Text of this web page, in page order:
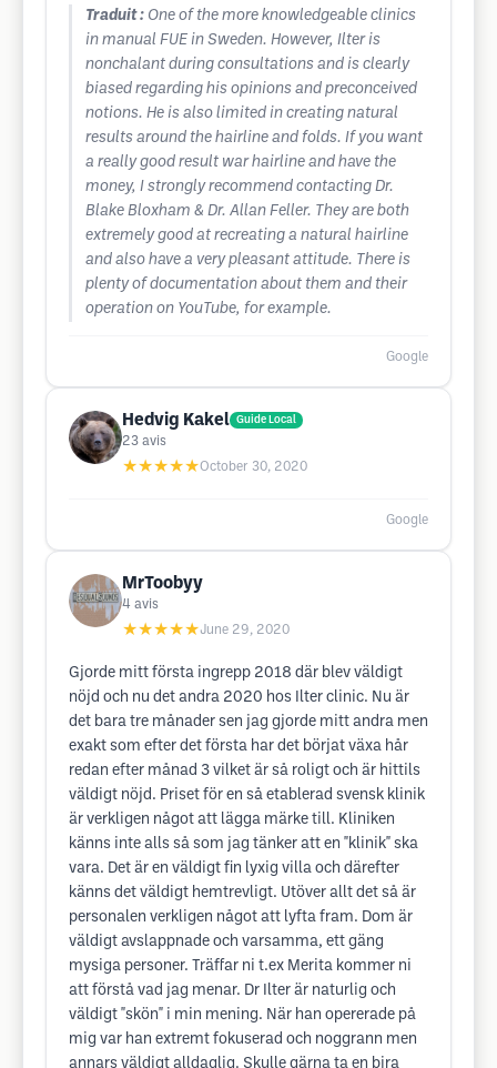
Traduit : One of the more knowledgeable clinics
in manual FUE in Sweden. However, Ilter is
nonchalant during consultations and is clearly
biased regarding his opinions and preconceived
notions. He is also limited in creating natural
results around the hairline and folds. If you want
a really good result war hairline and have the
money, I strongly recommend contacting Dr.
Blake Bloxham & Dr. Allan Feller. They are both
extremely good at recreating a natural hairline
and also have a very pleasant attitude. There is
plenty of documentation about them and their
operation on YouTube, for example.
Google
Hedvig Kakel Guide Local
23 avis
★★★★★October 30, 2020
Google
MrToobyy
4 avis
★★★★★June 29, 2020
Gjorde mitt första ingrepp 2018 där blev väldigt
nöjd och nu det andra 2020 hos Ilter clinic. Nu är
det bara tre månader sen jag gjorde mitt andra men
exakt som efter det första har det börjat växa hår
redan efter månad 3 vilket är så roligt och är hittils
väldigt nöjd. Priset för en så etablerad svensk klinik
är verkligen något att lägga märke till. Kliniken
känns inte alls så som jag tänker att en "klinik" ska
vara. Det är en väldigt fin lyxig villa och därefter
känns det väldigt hemtrevligt. Utöver allt det så är
personalen verkligen något att lyfta fram. Dom är
väldigt avslappnade och varsamma, ett gäng
mysiga personer. Träffar ni t.ex Merita kommer ni
att förstå vad jag menar. Dr Ilter är naturlig och
väldigt "skön" i min mening. När han opererade på
mig var han extremt fokuserad och noggrann men
annars väldigt alldaglig. Skulle gärna ta en bira